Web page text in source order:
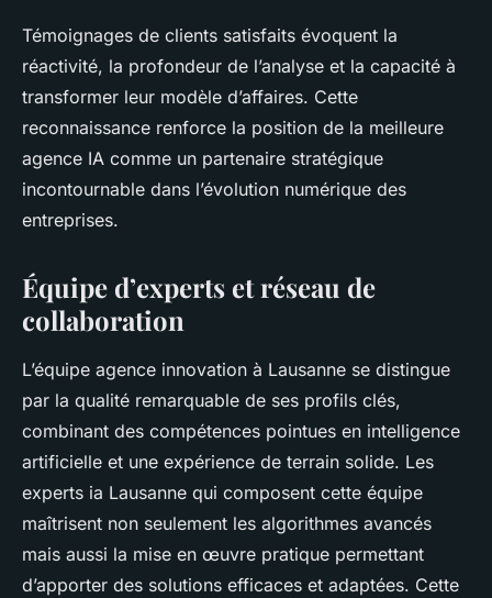
Témoignages de clients satisfaits évoquent la
réactivité, la profondeur de l’analyse et la capacité à
transformer leur modèle d’affaires. Cette
reconnaissance renforce la position de la meilleure
agence IA comme un partenaire stratégique
incontournable dans l’évolution numérique des
entreprises.
Équipe d’experts et réseau de
collaboration
L’équipe agence innovation à Lausanne se distingue
par la qualité remarquable de ses profils clés,
combinant des compétences pointues en intelligence
artificielle et une expérience de terrain solide. Les
experts ia Lausanne qui composent cette équipe
maîtrisent non seulement les algorithmes avancés
mais aussi la mise en œuvre pratique permettant
d’apporter des solutions efficaces et adaptées. Cette